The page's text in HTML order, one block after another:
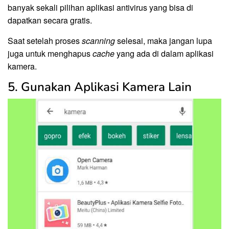
banyak sekali pilihan aplikasi antivirus yang bisa di
dapatkan secara gratis.
Saat setelah prosesscanningselesai, maka jangan lupa
juga untuk menghapuscacheyang ada di dalam aplikasi
kamera.
5. Gunakan Aplikasi Kamera Lain